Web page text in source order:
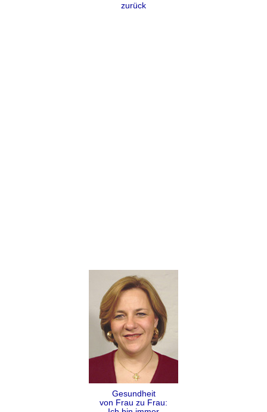
zurück
Gesundheit
von Frau zu Frau: